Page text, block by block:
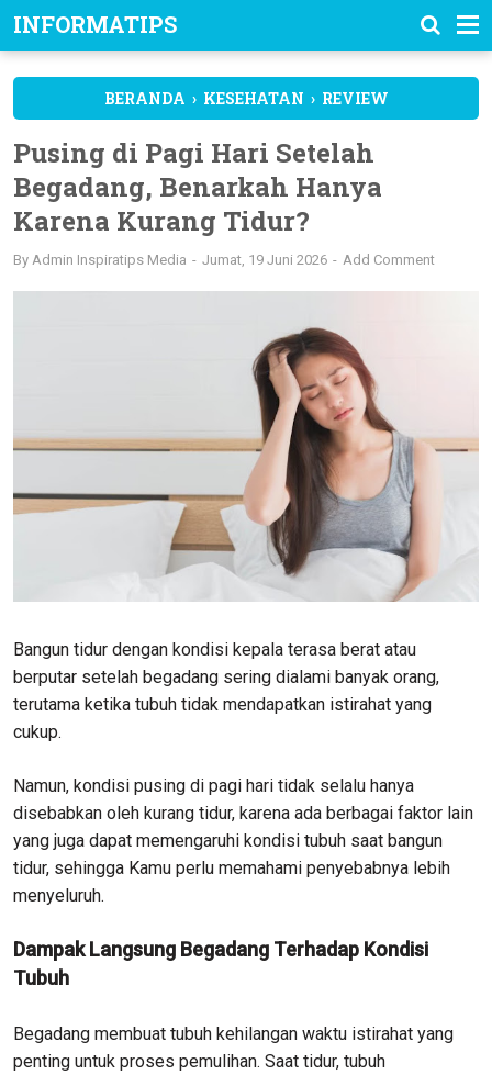
INFORMATIPS
BERANDA › KESEHATAN › REVIEW
Pusing di Pagi Hari Setelah
Begadang, Benarkah Hanya
Karena Kurang Tidur?
By Admin Inspiratips Media Jumat, 19 Juni 2026 Add Comment
Bangun tidur dengan kondisi kepala terasa berat atau
berputar setelah begadang sering dialami banyak orang,
terutama ketika tubuh tidak mendapatkan istirahat yang
cukup.
Namun, kondisi pusing di pagi hari tidak selalu hanya
disebabkan oleh kurang tidur, karena ada berbagai faktor lain
yang juga dapat memengaruhi kondisi tubuh saat bangun
tidur, sehingga Kamu perlu memahami penyebabnya lebih
menyeluruh.
Dampak Langsung Begadang Terhadap Kondisi
Tubuh
Begadang membuat tubuh kehilangan waktu istirahat yang
penting untuk proses pemulihan. Saat tidur, tubuh